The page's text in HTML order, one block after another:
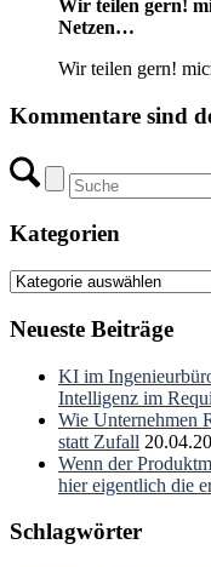
Wir teilen gern!
Netzen…
Wir teilen gern!
Kommentare sind
Kategorien
Kategorien
Neueste Beiträge
KI im
Intelligenz im
Wie Unternehmen
statt Zufall
Wenn der
hier eigentlich die
Schlagwörter